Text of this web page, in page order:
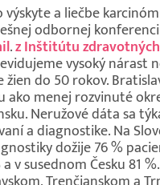
výskyte a liečbe
odbornej
.z Inštitútu
vysoký nárast
do 50 rokov.
ako menej rozvinuté
Neružové dáta sa
a diagnostike. Na
dožije 76 %
v susednom Česku 81